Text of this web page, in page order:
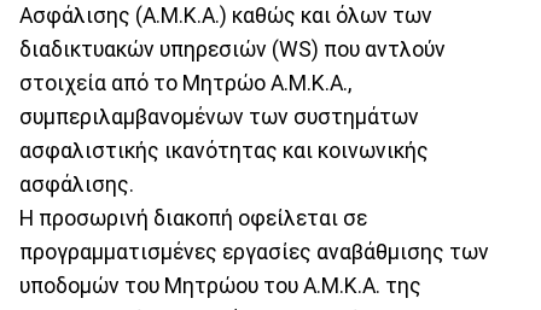
Ασφάλισης (Α.Μ.Κ.Α.) καθώς και όλων των
διαδικτυακών υπηρεσιών (WS) που αντλούν
στοιχεία από το Μητρώο Α.Μ.Κ.Α.,
συμπεριλαμβανομένων των συστημάτων
ασφαλιστικής ικανότητας και κοινωνικής
ασφάλισης.
Η προσωρινή διακοπή οφείλεται σε
προγραμματισμένες εργασίες αναβάθμισης των
υποδομών του Μητρώου του Α.Μ.Κ.Α. της